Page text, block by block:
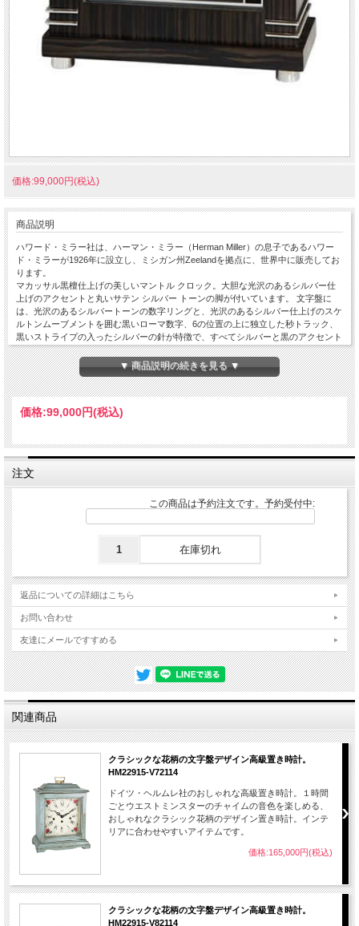
価格:99,000円(税込)
商品説明
ハワード・ミラー社は、ハーマン・ミラー（Herman Miller）の息子であるハワー
ド・ミラーが1926年に設立し、ミシガン州Zeelandを拠点に、世界中に販売してお
ります。
マカッサル黒檀仕上げの美しいマントル クロック。大胆な光沢のあるシルバー仕
上げのアクセントと丸いサテン シルバー トーンの脚が付いています。 文字盤に
は、光沢のあるシルバートーンの数字リングと、光沢のあるシルバー仕上げのスケ
ルトンムーブメントを囲む黒いローマ数字、6の位置の上に独立した秒トラック、
黒いストライプの入ったシルバーの針が特徴で、すべてシルバーと黒のアクセント
が付いたフラットガラスの裏にあります。 文字盤のスケルトンムーブメントの動
きが見えます。
商品詳細
■サイズ：33 x 25 x 15 cm
■機能：クオーツ式、単三電池 1 本が必要
ヶ月）をかかる場合がございますので、ご注文後に発送日をお知らせ致します。ご
注文後在庫切れの場合がございますのでご了承ください。
▼ 商品説明の続きを見る ▼
価格:99,000円(税込)
注文
この商品は予約注文です。予約受付中:
1 在庫切れ
返品についての詳細はこちら
お問い合わせ
友達にメールですすめる
関連商品
クラシックな花柄の文字盤デザイン高級置き時計。
HM22915-V72114
ドイツ・ヘルムレ社のおしゃれな高級置き時計。１時間
ごとウエストミンスターのチャイムの音色を楽しめる、
おしゃれなクラシック花柄のデザイン置き時計。インテ
リアに合わせやすいアイテムです。
価格:165,000円(税込)
クラシックな花柄の文字盤デザイン高級置き時計。
HM22915-V82114